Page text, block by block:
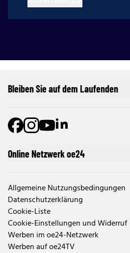
Online Netzwerk oe24
Allgemeine Nutzungsbedingungen
Datenschutzerklärung
Cookie-Liste
Cookie-Einstellungen und Widerruf
Werben im oe24-Netzwerk
Werben auf oe24TV
Bleiben Sie auf dem Laufenden